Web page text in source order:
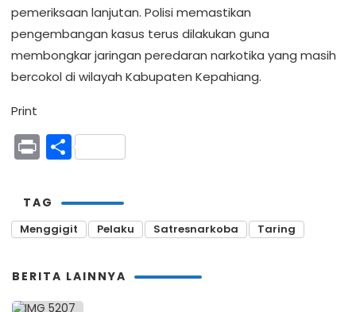
pemeriksaan lanjutan. Polisi memastikan
pengembangan kasus terus dilakukan guna
membongkar jaringan peredaran narkotika yang masih
bercokol di wilayah Kabupaten Kepahiang.
Print
PrintShare
TAG
Menggigit Pelaku Satresnarkoba Taring
BERITA LAINNYA